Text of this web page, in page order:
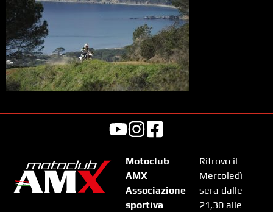
Motoclub
AMX
Associazione
sportiva
Ritrovo il
Mercoledì
sera dalle
21,30 alle